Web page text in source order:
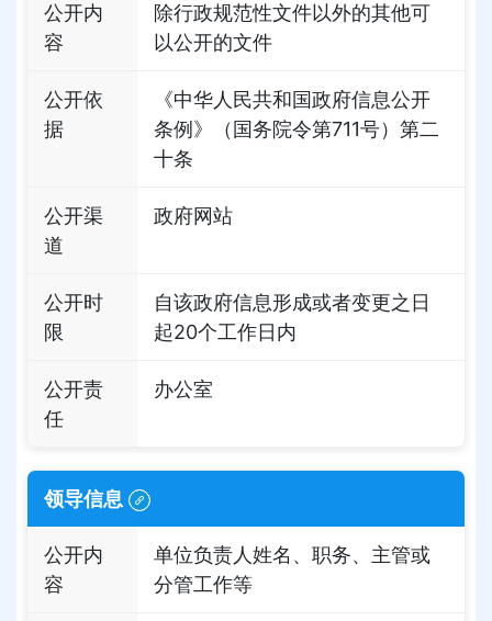
公开内
容
除行政规范性文件以外的其他可
以公开的文件
公开依
据
《中华人民共和国政府信息公开
条例》（国务院令第711号）第二
十条
公开渠
道
政府网站
公开时
限
自该政府信息形成或者变更之日
起20个工作日内
公开责
任
办公室
领导信息
公开内
容
单位负责人姓名、职务、主管或
分管工作等